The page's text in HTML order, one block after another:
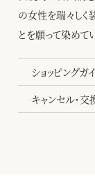
の女性を瑞々し
とを願って染めて
ショッピングガ
キャンセル・